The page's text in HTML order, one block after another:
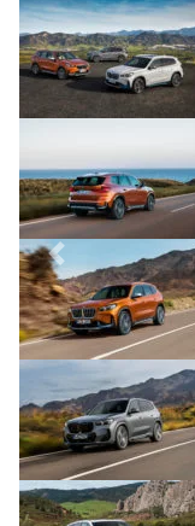
Previous